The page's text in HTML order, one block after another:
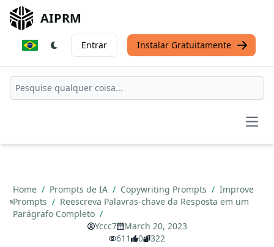
AIPRM
Entrar Instalar Gratuitamente
Home / Prompts de IA / Copywriting Prompts / Improve
Prompts / Reescreva Palavras-chave da Resposta em um
Parágrafo Completo /
Yccc7
March 20, 2023
611
0 322